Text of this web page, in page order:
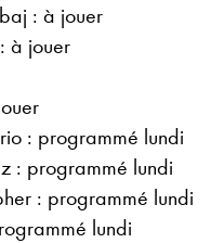
: à jouer
à jouer
: programmé lundi
: programmé lundi
: programmé lundi
lundi